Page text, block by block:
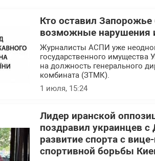
Кто оставил
возможные нарушения
Журналисты АСПИ уже
государственного
на должность генерального
комбината (ЗТМК).
1 июля, 15:24
Лидер иранской
поздравил украинцев
развитие спорта с
спортивной борьбы